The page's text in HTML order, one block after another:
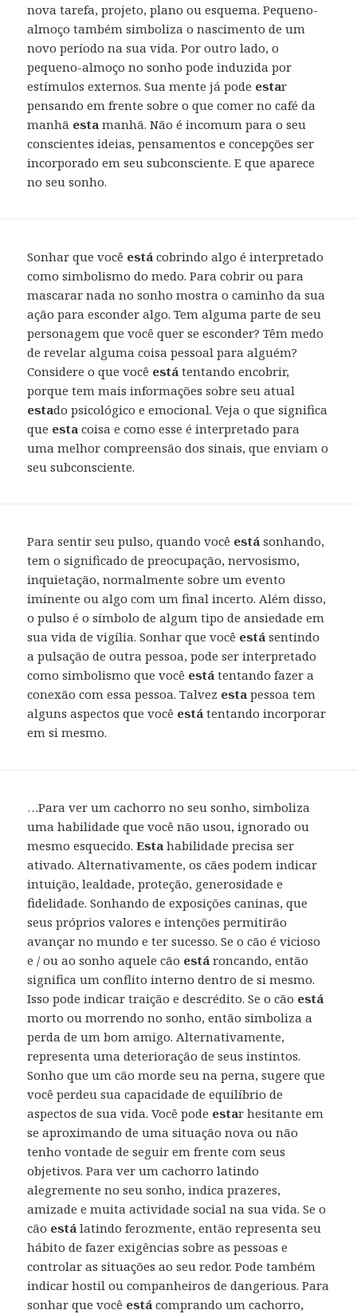
nova tarefa, projeto, plano ou esquema. Pequeno-
almoço também simboliza o nascimento de um
novo período na sua vida. Por outro lado, o
pequeno-almoço no sonho pode induzida por
estímulos externos. Sua mente já pode estar
pensando em frente sobre o que comer no café da
manhã esta manhã. Não é incomum para o seu
conscientes ideias, pensamentos e concepções ser
incorporado em seu subconsciente. E que aparece
no seu sonho.
Sonhar que você está cobrindo algo é interpretado
como simbolismo do medo. Para cobrir ou para
mascarar nada no sonho mostra o caminho da sua
ação para esconder algo. Tem alguma parte de seu
personagem que você quer se esconder? Têm medo
de revelar alguma coisa pessoal para alguém?
Considere o que você está tentando encobrir,
porque tem mais informações sobre seu atual
estado psicológico e emocional. Veja o que significa
que esta coisa e como esse é interpretado para
uma melhor compreensão dos sinais, que enviam o
seu subconsciente.
Para sentir seu pulso, quando você está sonhando,
tem o significado de preocupação, nervosismo,
inquietação, normalmente sobre um evento
iminente ou algo com um final incerto. Além disso,
o pulso é o símbolo de algum tipo de ansiedade em
sua vida de vigília. Sonhar que você está sentindo
a pulsação de outra pessoa, pode ser interpretado
como simbolismo que você está tentando fazer a
conexão com essa pessoa. Talvez esta pessoa tem
alguns aspectos que você está tentando incorporar
em si mesmo.
…Para ver um cachorro no seu sonho, simboliza
uma habilidade que você não usou, ignorado ou
mesmo esquecido.Esta habilidade precisa ser
ativado. Alternativamente, os cães podem indicar
intuição, lealdade, proteção, generosidade e
fidelidade. Sonhando de exposições caninas, que
seus próprios valores e intenções permitirão
avançar no mundo e ter sucesso. Se o cão é vicioso
e / ou ao sonho aquele cão está roncando, então
significa um conflito interno dentro de si mesmo.
Isso pode indicar traição e descrédito. Se o cão está
morto ou morrendo no sonho, então simboliza a
perda de um bom amigo. Alternativamente,
representa uma deterioração de seus instintos.
Sonho que um cão morde seu na perna, sugere que
você perdeu sua capacidade de equilíbrio de
aspectos de sua vida. Você pode estar hesitante em
se aproximando de uma situação nova ou não
tenho vontade de seguir em frente com seus
objetivos. Para ver um cachorro latindo
alegremente no seu sonho, indica prazeres,
amizade e muita actividade social na sua vida. Se o
cão está latindo ferozmente, então representa seu
hábito de fazer exigências sobre as pessoas e
controlar as situações ao seu redor. Pode também
indicar hostil ou companheiros de dangerious. Para
sonhar que você está comprando um cachorro,